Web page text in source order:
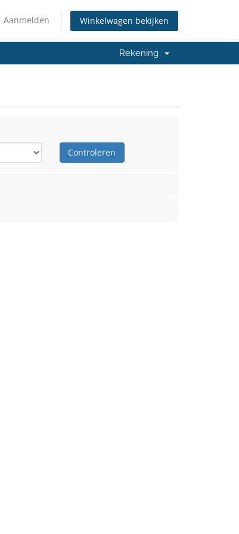
Aanmelden Winkelwagen bekijken
Rekening
Controleren